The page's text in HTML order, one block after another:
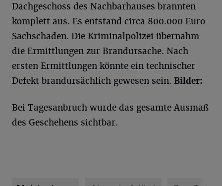
Dachgeschoss des Nachbarhauses brannten
komplett aus. Es entstand circa 800.000 Euro
Sachschaden. Die Kriminalpolizei übernahm
die Ermittlungen zur Brandursache. Nach
ersten Ermittlungen könnte ein technischer
Defekt brandursächlich gewesen sein. Bilder:
Bei Tagesanbruch wurde das gesamte Ausmaß
des Geschehens sichtbar.